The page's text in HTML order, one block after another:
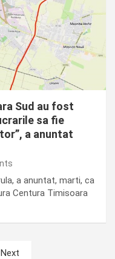
Sud au fost
sa fie
a anuntat
a anuntat, marti, ca
Centura Timisoara
Next